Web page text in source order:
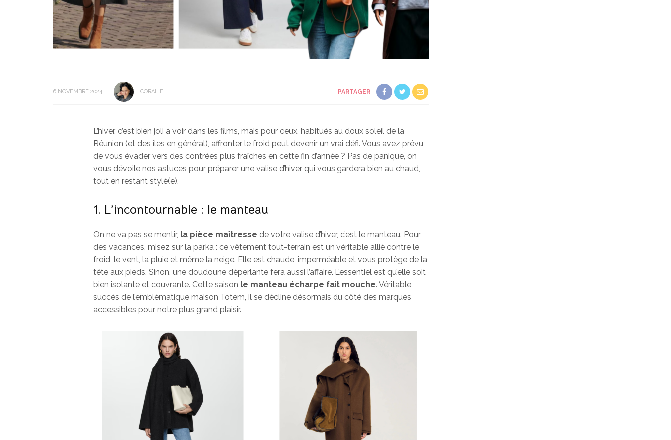
6 NOVEMBRE 2024 CORALIE PARTAGER
L’hiver, c’est bien joli à voir dans les films, mais pour ceux, habitués au doux soleil de la
Réunion (et des îles en général), affronter le froid peut devenir un vrai défi. Vous avez prévu
de vous évader vers des contrées plus fraîches en cette fin d’année ? Pas de panique, on
vous dévoile nos astuces pour préparer une valise d’hiver qui vous gardera bien au chaud,
tout en restant stylé(e).
1. L’incontournable : le manteau
On ne va pas se mentir, la pièce maîtresse de votre valise d’hiver, c’est le manteau. Pour
des vacances, misez sur la parka : ce vêtement tout-terrain est un véritable allié contre le
froid, le vent, la pluie et même la neige. Elle est chaude, imperméable et vous protège de la
tête aux pieds. Sinon, une doudoune déperlante fera aussi l’affaire. L’essentiel est qu’elle soit
bien isolante et couvrante. Cette saison le manteau écharpe fait mouche. Véritable
succès de l’emblématique maison Totem, il se décline désormais du côté des marques
accessibles pour notre plus grand plaisir.